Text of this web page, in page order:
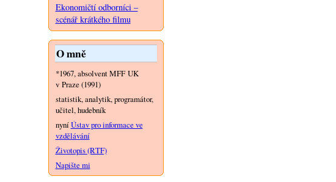
Ekonomičtí odborníci –
scénář krátkého filmu
O mně
*1967, absolvent MFF UK
v Praze (1991)
statistik, analytik, programátor,
učitel, hudebník
nyníÚstav pro informace ve
vzdělávání
Životopis (RTF)
Napište mi